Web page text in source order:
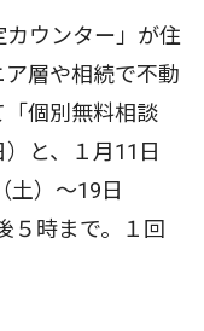
ウンター」が住
層や相続で不動
個別無料相談
と、１月11日
土）〜19日
５時まで。１回